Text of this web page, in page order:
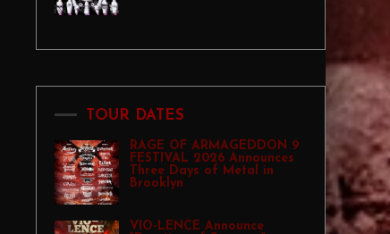
TOUR DATES
RAGE OF ARMAGEDDON 9
FESTIVAL 2026 Announces
Three Days of Metal in
Brooklyn
VIO-LENCE Announce